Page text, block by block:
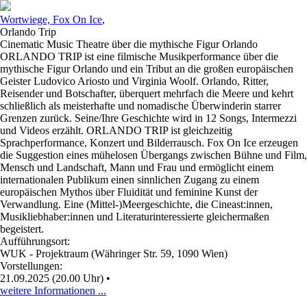
Wortwiege, Fox On Ice,
Orlando Trip
Cinematic Music Theatre über die mythische Figur Orlando
ORLANDO TRIP ist eine filmische Musikperformance über die
mythische Figur Orlando und ein Tribut an die großen europäischen
Geister Ludovico Ariosto und Virginia Woolf. Orlando, Ritter,
Reisender und Botschafter, überquert mehrfach die Meere und kehrt
schließlich als meisterhafte und nomadische Überwinderin starrer
Grenzen zurück. Seine/Ihre Geschichte wird in 12 Songs, Intermezzi
und Videos erzählt. ORLANDO TRIP ist gleichzeitig
Sprachperformance, Konzert und Bilderrausch. Fox On Ice erzeugen
die Suggestion eines mühelosen Übergangs zwischen Bühne und Film,
Mensch und Landschaft, Mann und Frau und ermöglicht einem
internationalen Publikum einen sinnlichen Zugang zu einem
europäischen Mythos über Fluidität und feminine Kunst der
Verwandlung. Eine (Mittel-)Meergeschichte, die Cineast:innen,
Musikliebhaber:innen und Literaturinteressierte gleichermaßen
begeistert.
Aufführungsort:
WUK - Projektraum (Währinger Str. 59, 1090 Wien)
Vorstellungen:
21.09.2025 (20.00 Uhr) •
weitere Informationen ...